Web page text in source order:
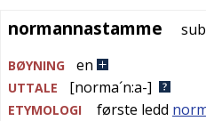
normannastamme
BØYNING en
UTTALE [norma´n:a-]
ETYMOLOGI første ledd